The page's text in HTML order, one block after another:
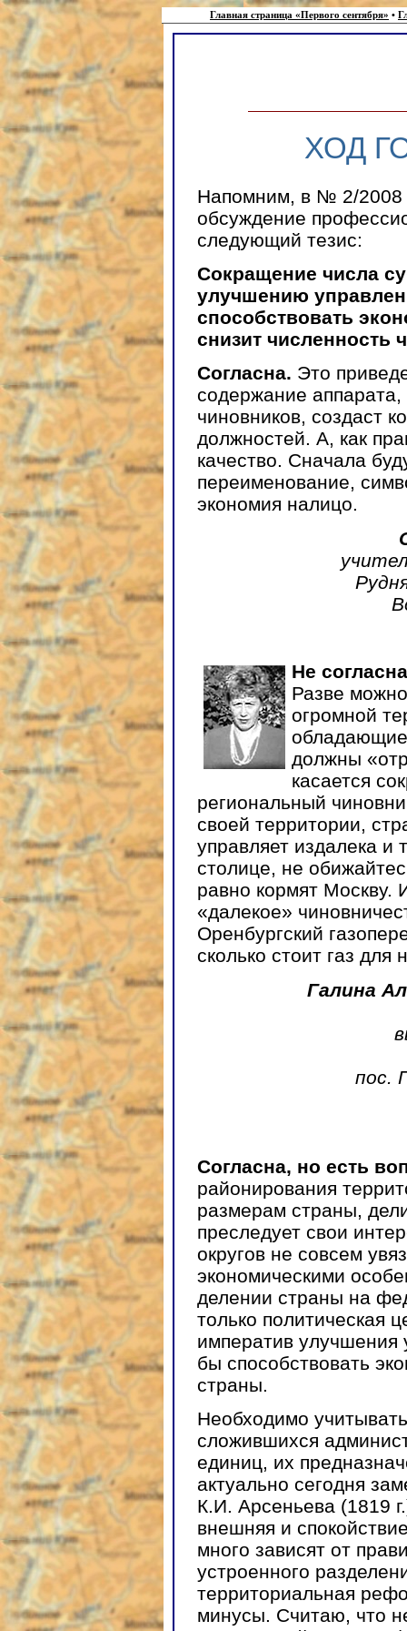
Главная страница «Первого сентября» •
ХОД
Напомним, в № 2/2008
обсуждение
следующий тезис:
Сокращение числа
улучшению
способствовать
снизит численность
Согласна. Это
содержание аппарата,
чиновников, создаст
должностей. А, как
качество. Сначала
переименование,
экономия налицо.
Не
Разве
огромной
обладающие
должны
касается
региональный
своей территории,
управляет издалека
столице, не
равно кормят Москву.
«далекое»
Оренбургский
сколько стоит газ
Галина
пос.
Согласна, но есть
районирования
размерам страны,
преследует свои
округов не совсем
экономическими
делении страны на
только политическая
императив улучшения
бы способствовать
страны.
Необходимо
сложившихся
единиц, их
актуально сегодня
К.И. Арсеньева (1819
внешняя и
много зависят от
устроенного
территориальная
минусы. Считаю, что